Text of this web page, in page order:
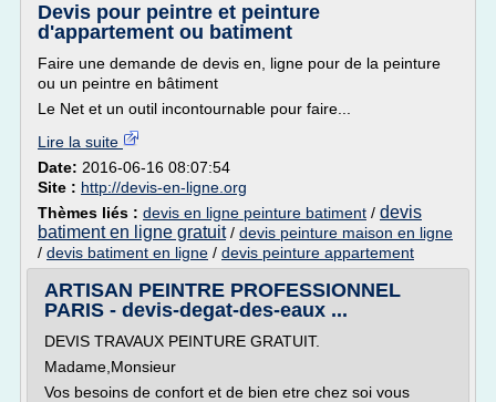
Devis pour peintre et peinture
d'appartement ou batiment
Faire une demande de devis en, ligne pour de la peinture
ou un peintre en bâtiment
Le Net et un outil incontournable pour faire...
Lire la suite
Date: 2016-06-16 08:07:54
Site : http://devis-en-ligne.org
Thèmes liés : devis en ligne peinture batiment / devis
batiment en ligne gratuit/ devis peinture maison en ligne
/ devis batiment en ligne / devis peinture appartement
ARTISAN PEINTRE PROFESSIONNEL
PARIS - devis-degat-des-eaux ...
DEVIS TRAVAUX PEINTURE GRATUIT.
Madame,Monsieur
Vos besoins de confort et de bien etre chez soi vous